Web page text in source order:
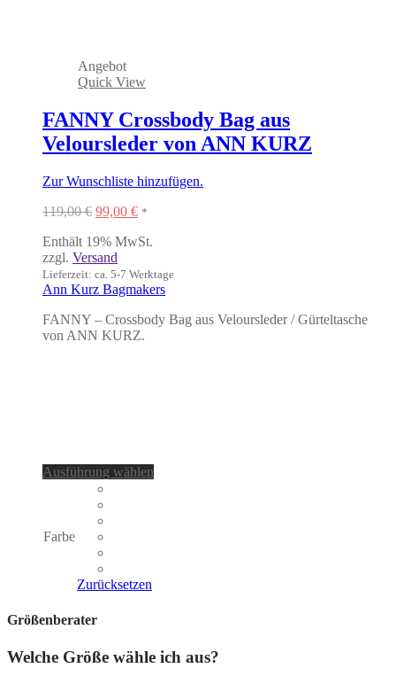
Angebot
Quick View
FANNY Crossbody Bag aus
Veloursleder von ANN KURZ
Zur Wunschliste hinzufügen.
119,00€ Ursprünglicher
war:
119,00 €
99,00 €Aktueller
ist:
*
Enthält 19% MwSt.
zzgl. Versand
Lieferzeit: ca. 5-7 Werktage
Ann Kurz Bagmakers
FANNY – Crossbody Bag aus Veloursleder / Gürteltasche
von ANN KURZ.
Ausführung wählen
gewählt
Farbe
Zurücksetzen
Größenberater
Welche Größe wähle ich aus?